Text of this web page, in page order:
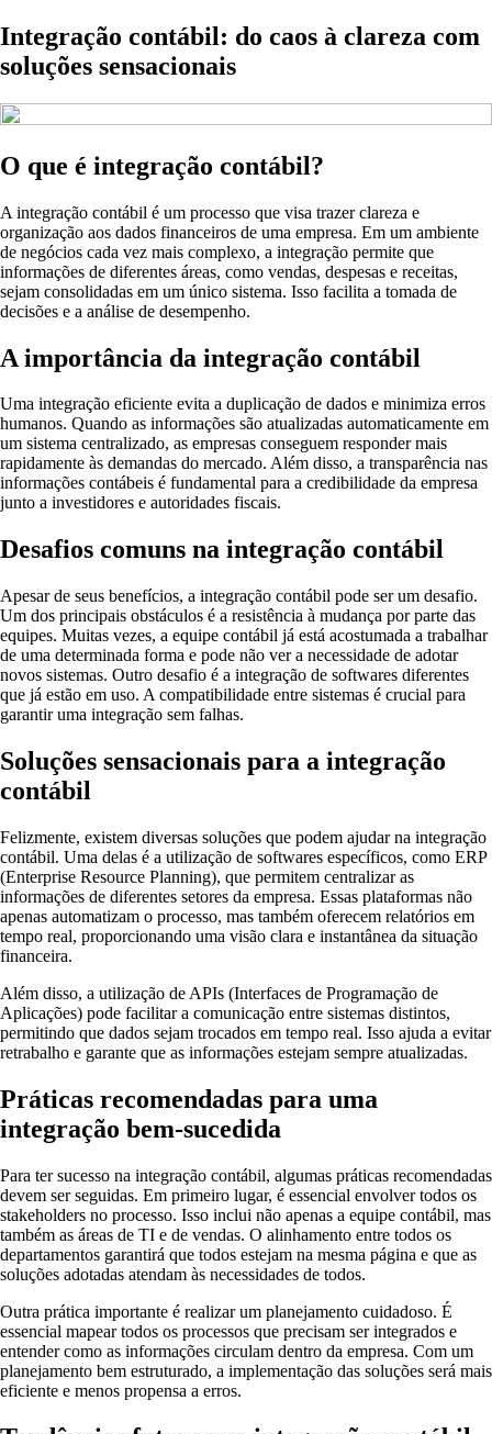
Integração contábil: do caos à clareza com
soluções sensacionais
O que é integração contábil?
A integração contábil é um processo que visa trazer clareza e
organização aos dados financeiros de uma empresa. Em um ambiente
de negócios cada vez mais complexo, a integração permite que
informações de diferentes áreas, como vendas, despesas e receitas,
sejam consolidadas em um único sistema. Isso facilita a tomada de
decisões e a análise de desempenho.
A importância da integração contábil
Uma integração eficiente evita a duplicação de dados e minimiza erros
humanos. Quando as informações são atualizadas automaticamente em
um sistema centralizado, as empresas conseguem responder mais
rapidamente às demandas do mercado. Além disso, a transparência nas
informações contábeis é fundamental para a credibilidade da empresa
junto a investidores e autoridades fiscais.
Desafios comuns na integração contábil
Apesar de seus benefícios, a integração contábil pode ser um desafio.
Um dos principais obstáculos é a resistência à mudança por parte das
equipes. Muitas vezes, a equipe contábil já está acostumada a trabalhar
de uma determinada forma e pode não ver a necessidade de adotar
novos sistemas. Outro desafio é a integração de softwares diferentes
que já estão em uso. A compatibilidade entre sistemas é crucial para
garantir uma integração sem falhas.
Soluções sensacionais para a integração
contábil
Felizmente, existem diversas soluções que podem ajudar na integração
contábil. Uma delas é a utilização de softwares específicos, como ERP
(Enterprise Resource Planning), que permitem centralizar as
informações de diferentes setores da empresa. Essas plataformas não
apenas automatizam o processo, mas também oferecem relatórios em
tempo real, proporcionando uma visão clara e instantânea da situação
financeira.
Além disso, a utilização de APIs (Interfaces de Programação de
Aplicações) pode facilitar a comunicação entre sistemas distintos,
permitindo que dados sejam trocados em tempo real. Isso ajuda a evitar
retrabalho e garante que as informações estejam sempre atualizadas.
Práticas recomendadas para uma
integração bem-sucedida
Para ter sucesso na integração contábil, algumas práticas recomendadas
devem ser seguidas. Em primeiro lugar, é essencial envolver todos os
stakeholders no processo. Isso inclui não apenas a equipe contábil, mas
também as áreas de TI e de vendas. O alinhamento entre todos os
departamentos garantirá que todos estejam na mesma página e que as
soluções adotadas atendam às necessidades de todos.
Outra prática importante é realizar um planejamento cuidadoso. É
essencial mapear todos os processos que precisam ser integrados e
entender como as informações circulam dentro da empresa. Com um
planejamento bem estruturado, a implementação das soluções será mais
eficiente e menos propensa a erros.